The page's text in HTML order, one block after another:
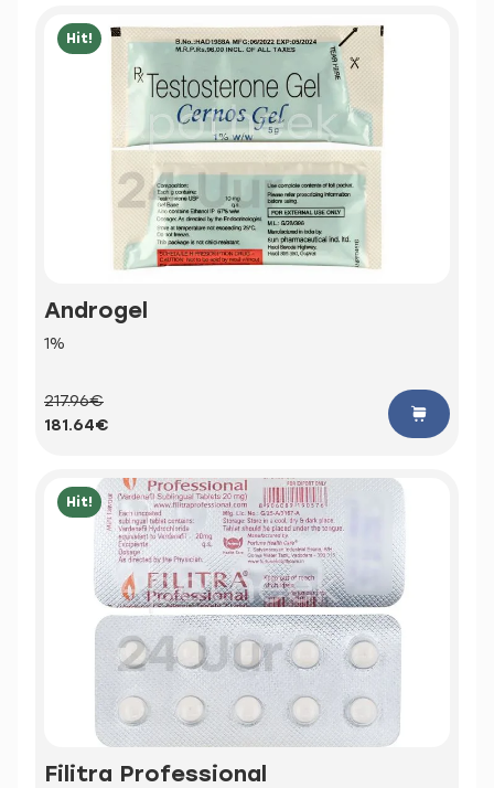
Hit!
Androgel
1%
217.96€
181.64€
Hit!
Filitra Professional